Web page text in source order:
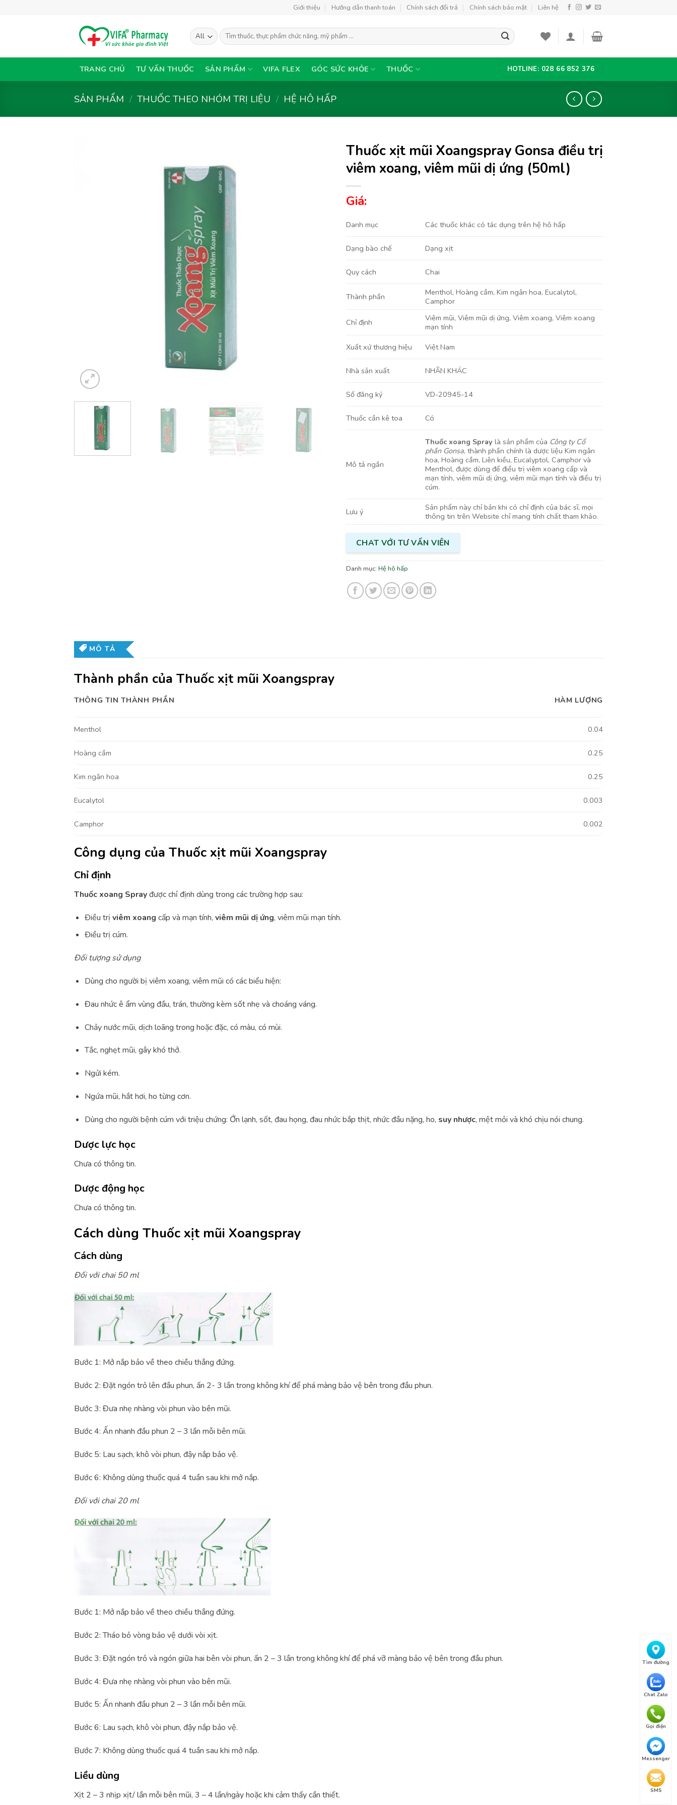
Tìm đường
Chat Zalo
Gọi điện
Messenger
SMS
Giới thiệu Hướng dẫn thanh toán Chính sách đổi trả Chính sách bảo mật Liên hệ
Tìm
kiếm:
TRANG CHỦ TƯ VẤN THUỐC SẢN PHẨM VIFA FLEX GÓC SỨC KHỎE THUỐC HOTLINE: 028 66 852 376
SẢN PHẨM / THUỐC THEO NHÓM TRỊ LIỆU / HỆ HÔ HẤP
Thuốc xịt mũi Xoangspray Gonsa điều trị
viêm xoang, viêm mũi dị ứng (50ml)
Giá:
Danh mục Các thuốc khác có tác dụng trên hệ hô hấp
Dạng bào chế Dạng xịt
Quy cách Chai
Thành phần Menthol,Hoàng cầm,Kim ngân hoa,Eucalytol,
Camphor
Chỉ định Viêm mũi,Viêm mũi dị ứng,Viêm xoang,Viêm xoang
mạn tính
Xuất xứ thương hiệu Việt Nam
Nhà sản xuất NHÃN KHÁC
Số đăng ký VD-20945-14
Thuốc cần kê toa Có
Mô tả ngắn
Thuốc xoang Spray là sản phẩm của Công ty Cổ
phần Gonsa, thành phần chính là dược liệu Kim ngân
hoa, Hoàng cầm, Liên kiều, Eucalyptol, Camphor và
Menthol, được dùng để điều trị viêm xoang cấp và
mạn tính, viêm mũi dị ứng, viêm mũi mạn tính và điều trị
cúm.
Lưu ý
Sản phẩm này chỉ bản khi có chỉ định của bác sĩ, mọi
thông tin trên Website chỉ mang tính chất tham khảo.
CHAT VỚI TƯ VẤN VIÊN
Danh mục: Hệ hô hấp
MÔ TẢ
Thành phần của Thuốc xịt mũi Xoangspray
THÔNG TIN THÀNH PHẦN HÀM LƯỢNG
Menthol 0.04
Hoàng cầm 0.25
Kim ngân hoa 0.25
Eucalytol 0.003
Camphor 0.002
Công dụng của Thuốc xịt mũi Xoangspray
Chỉ định
Thuốc xoang Sprayđược chỉ định dùng trong các trường hợp sau:
Ðiều trị viêm xoang cấp và mạn tính, viêm mũi dị ứng, viêm mũi mạn tính.
Ðiều trị cúm.
Đối tượng sử dụng
Dùng cho người bị viêm xoang, viêm mũi có các biểu hiện:
Đau nhức ê ẩm vùng đầu, trán, thường kèm sốt nhẹ và choáng váng.
Chảy nước mũi, dịch loãng trong hoặc đặc, có màu, có mùi.
Tắc, nghẹt mũi, gây khó thở.
Ngửi kém.
Ngứa mũi, hắt hơi, ho từng cơn.
Dùng cho người bệnh cúm với triệu chứng: Ớn lạnh, sốt, đau họng, đau nhức bắp thịt, nhức đầu nặng, ho, suy nhược, mệt mỏi và khó chịu nói chung.
Dược lực học
Chưa có thông tin.
Dược động học
Chưa có thông tin.
Cách dùng Thuốc xịt mũi Xoangspray
Cách dùng
Đối với chai 50 ml
Bước 1: Mở nắp bảo về theo chiều thẳng đứng.
Bước 2: Đặt ngón trỏ lên đầu phun, ấn 2- 3 lần trong không khí để phá màng bảo vệ bên trong đầu phun.
Bước 3: Đưa nhẹ nhàng vòi phun vào bên mũi.
Bước 4: Ấn nhanh đầu phun 2 – 3 lần mỗi bên mũi.
Bước 5: Lau sạch, khô vòi phun, đậy nắp bảo vệ.
Bước 6: Không dùng thuốc quá 4 tuần sau khi mở nắp.
Đối với chai 20 ml
Bước 1: Mở nắp bảo về theo chiều thẳng đứng.
Bước 2: Tháo bỏ vòng bảo vệ dưới vòi xịt.
Bước 3: Đặt ngón trỏ và ngón giữa hai bên vòi phun, ấn 2 – 3 lần trong không khí để phá vỡ màng bảo vệ bên trong đầu phun.
Bước 4: Đưa nhẹ nhàng vòi phun vào bên mũi.
Bước 5: Ấn nhanh đầu phun 2 – 3 lần mỗi bên mũi.
Bước 6: Lau sạch, khô vòi phun, đậy nắp bảo vệ.
Bước 7: Không dùng thuốc quá 4 tuần sau khi mở nắp.
Liều dùng
Xịt 2 – 3 nhịp xịt/ lần mỗi bên mũi, 3 – 4 lần/ngày hoặc khi cảm thấy cần thiết.